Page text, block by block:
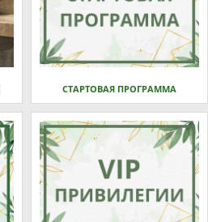
СТАРТОВАЯ ПРОГРАММА